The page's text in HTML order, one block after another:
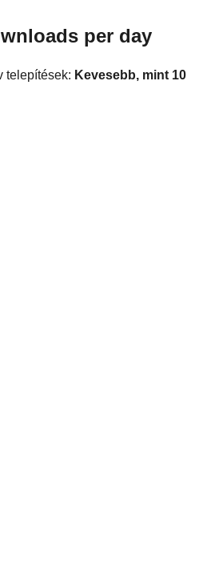
per day
telepítések: Kevesebb, mint 10